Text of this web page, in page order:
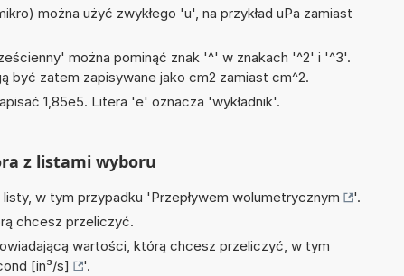
można użyć zwykłego 'u', na przykład uPa zamiast
można pominąć znak '^' w znakach '^2' i '^3'.
być zatem zapisywane jako cm2 zamiast cm^2.
1,85e5. Litera 'e' oznacza 'wykładnik'.
z listami wyboru
w tym przypadku 'Przepływem wolumetrycznym
'.
chcesz przeliczyć.
wartości, którą chcesz przeliczyć, w tym
[in³/s]
'.